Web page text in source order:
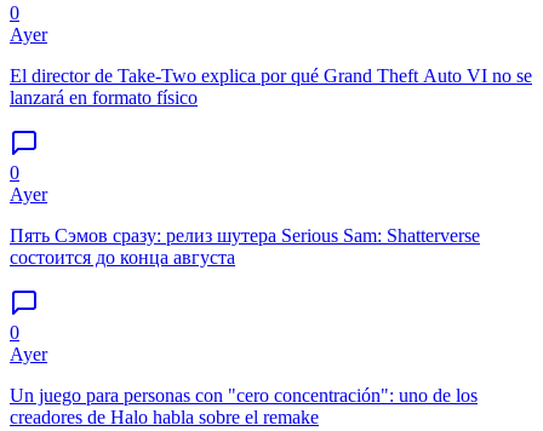
0
Ayer
El director de Take-Two explica por qué Grand Theft Auto VI no se
lanzará en formato físico
0
Ayer
Пять Сэмов сразу: релиз шутера Serious Sam: Shatterverse
состоится до конца августа
0
Ayer
Un juego para personas con "cero concentración": uno de los
creadores de Halo habla sobre el remake